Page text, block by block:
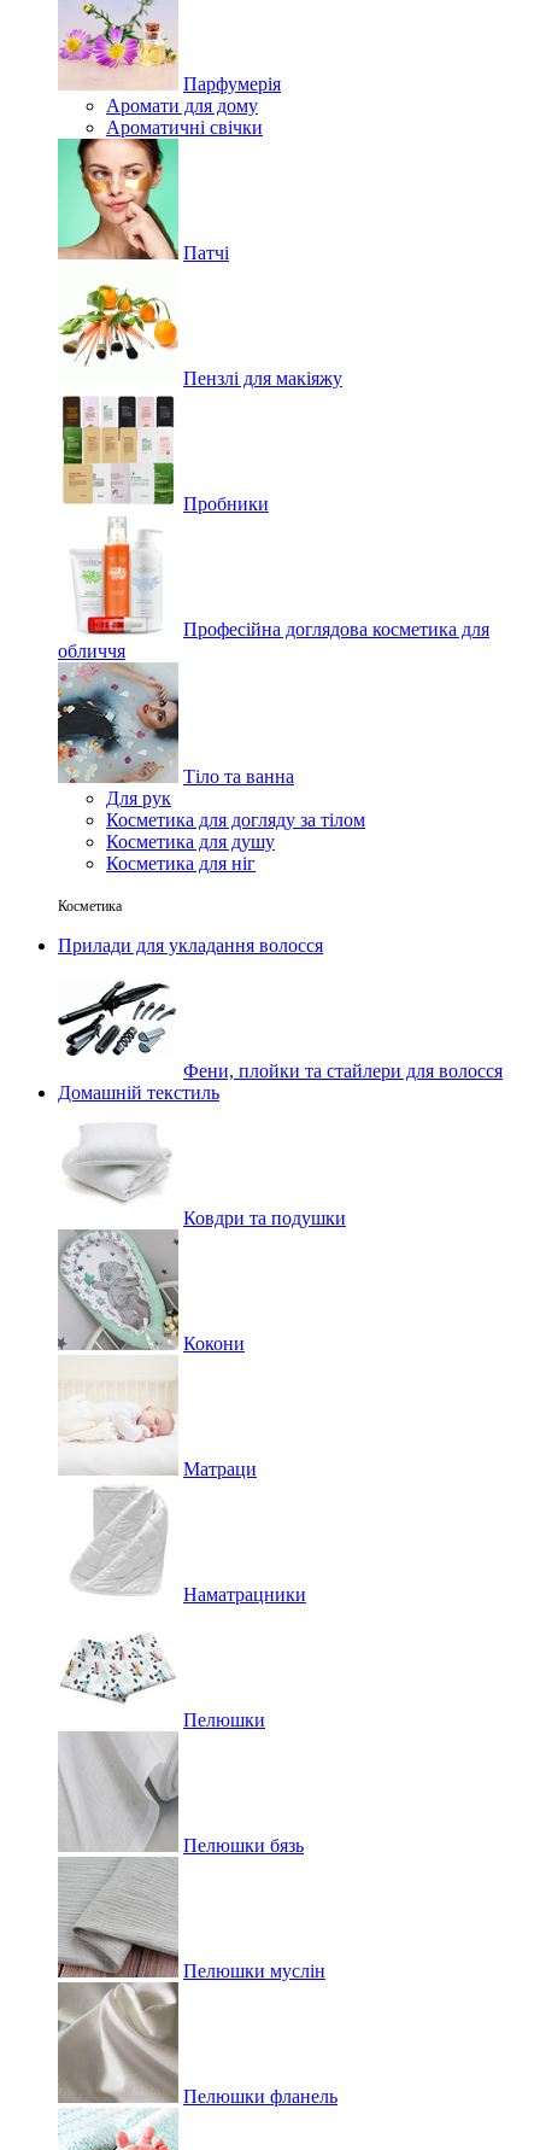
Парфумерія
Аромати для дому
Ароматичні свічки
Патчі
Пензлі для макіяжу
Пробники
Професійна доглядова косметика для
обличчя
Тіло та ванна
Для рук
Косметика для догляду за тілом
Косметика для душу
Косметика для ніг
Косметика
Прилади для укладання волосся
Фени, плойки та стайлери для волосся
Домашній текстиль
Ковдри та подушки
Кокони
Матраци
Наматрацники
Пелюшки
Пелюшки бязь
Пелюшки муслін
Пелюшки фланель